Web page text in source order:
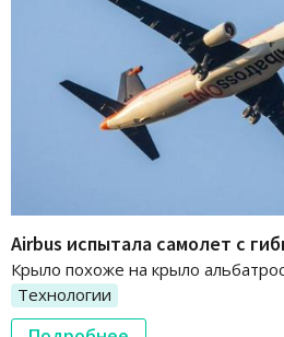
Airbus испытала самолет с
Крыло похоже на крыло
Технологии